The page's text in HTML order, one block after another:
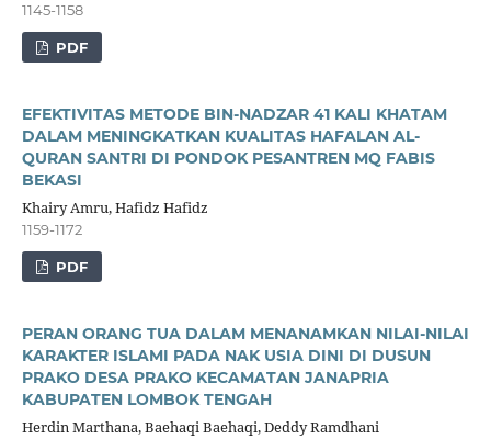
1145-1158
PDF
EFEKTIVITAS METODE BIN-NADZAR 41 KALI KHATAM
DALAM MENINGKATKAN KUALITAS HAFALAN AL-
QURAN SANTRI DI PONDOK PESANTREN MQ FABIS
BEKASI
Khairy Amru, Hafidz Hafidz
1159-1172
PDF
PERAN ORANG TUA DALAM MENANAMKAN NILAI-NILAI
KARAKTER ISLAMI PADA NAK USIA DINI DI DUSUN
PRAKO DESA PRAKO KECAMATAN JANAPRIA
KABUPATEN LOMBOK TENGAH
Herdin Marthana, Baehaqi Baehaqi, Deddy Ramdhani